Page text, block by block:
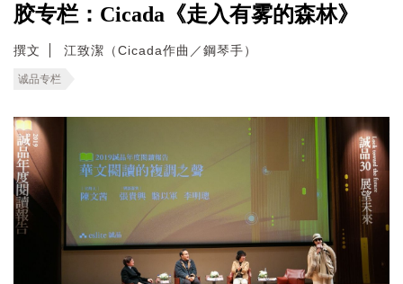
胶专栏：Cicada《走入有雾的森林》
撰文 江致潔（Cicada作曲／鋼琴手）
诚品专栏